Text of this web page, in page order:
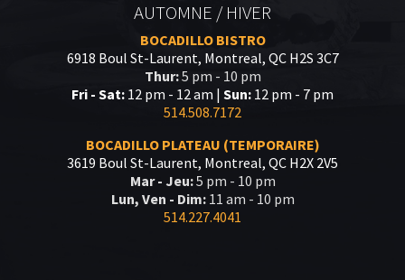
AUTOMNE / HIVER
BOCADILLO BISTRO
6918 Boul St-Laurent, Montreal, QC H2S 3C7
Thur:5 pm - 10 pm
Fri - Sat: 12 pm - 12 am | Sun: 12 pm - 7 pm
514.508.7172
BOCADILLO PLATEAU (TEMPORAIRE)
3619 Boul St-Laurent, Montreal, QC H2X 2V5
Mar - Jeu:5 pm - 10 pm
Lun, Ven - Dim:11 am - 10 pm
514.227.4041